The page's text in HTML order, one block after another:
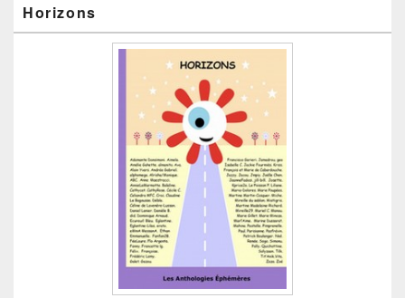
Horizons